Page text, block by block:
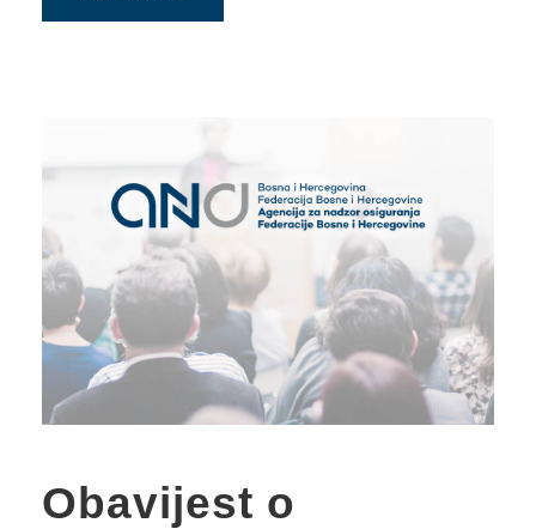
Obavijest o